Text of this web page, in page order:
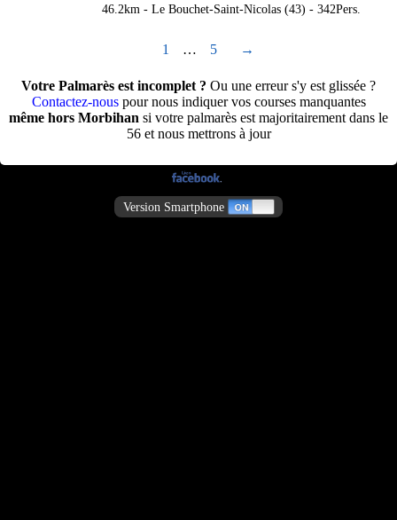
46.2km - Le Bouchet-Saint-Nicolas (43) - 342Pers.
1 … 5 →
Votre Palmarès est incomplet ? Ou une erreur s'y est glissée ?
Contactez-nouspour nous indiquer vos courses manquantes
même hors Morbihan si votre palmarès est majoritairement dans le
56 et nous mettrons à jour
Version Smartphone